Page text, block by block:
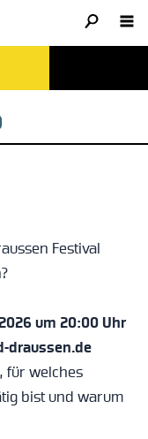
Festival
um 20:00 Uhr
draussen.de
für welches
bist und warum